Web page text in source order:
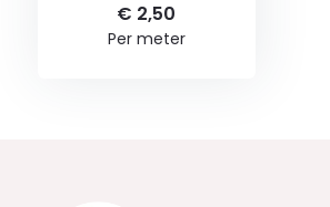
€ 2,50
Per meter